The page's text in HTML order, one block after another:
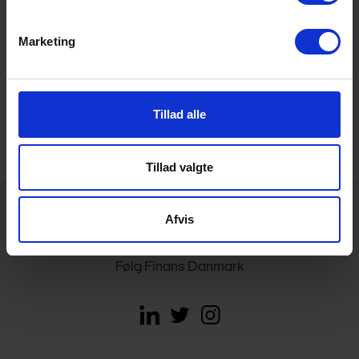
Marketing
Tillad alle
Tillad valgte
Afvis
opsparing og dermed hjælpe dem til at finde balancen i
hverdagsøkonomien” siger Frederik Giese, Projektchef i
Forbrugerrådet Tænk.
Følg Finans Danmark